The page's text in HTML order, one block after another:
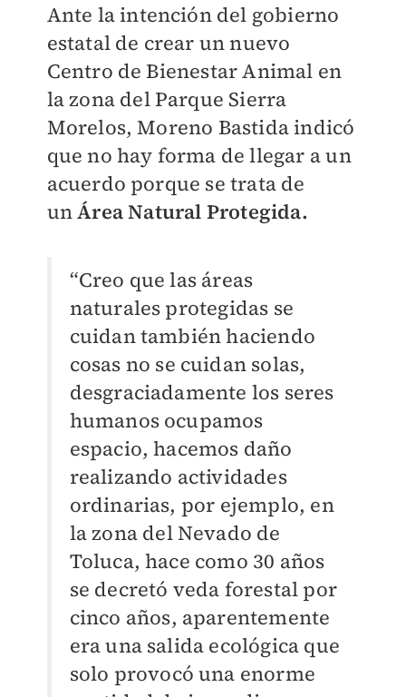
Ante la intención del gobierno
estatal de crear un nuevo
Centro de Bienestar Animal en
la zona del Parque Sierra
Morelos, Moreno Bastida indicó
que no hay forma de llegar a un
acuerdo porque se trata de
unÁrea Natural Protegida.
“Creo que las áreas
naturales protegidas se
cuidan también haciendo
cosas no se cuidan solas,
desgraciadamente los seres
humanos ocupamos
espacio, hacemos daño
realizando actividades
ordinarias, por ejemplo, en
la zona del Nevado de
Toluca, hace como 30 años
se decretó veda forestal por
cinco años, aparentemente
era una salida ecológica que
solo provocó una enorme